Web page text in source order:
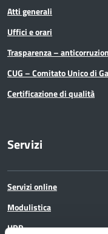
Atti generali
Uffici e orari
Trasparenza –
CUG – Comitato Unico di
Certificazione di qualità
Servizi
Servizi online
Modulistica
URP